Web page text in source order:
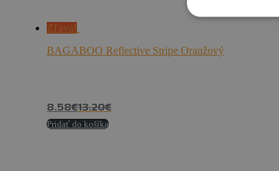
Zľava!
BAGABOO Reflective Stripe Oranžový
8.58€13.20€
Pridať do košíka